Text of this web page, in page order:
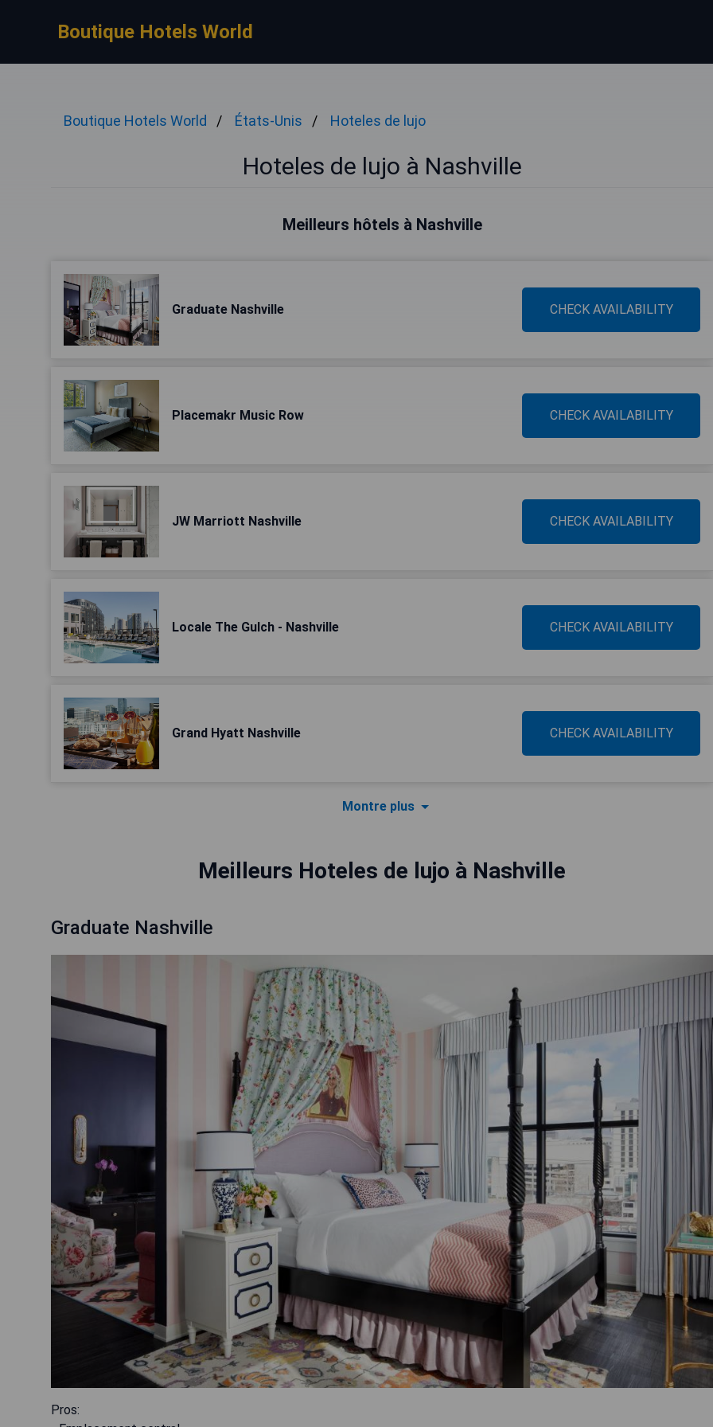
Boutique Hotels World
Boutique Hotels World États-Unis Hoteles de lujo
Hoteles de lujo à Nashville
Meilleurs hôtels à Nashville
Graduate Nashville CHECK AVAILABILITY
Placemakr Music Row CHECK AVAILABILITY
JW Marriott Nashville CHECK AVAILABILITY
Locale The Gulch - Nashville CHECK AVAILABILITY
Grand Hyatt Nashville CHECK AVAILABILITY
Montre plus
Meilleurs Hoteles de lujo à Nashville
Graduate Nashville
Pros: